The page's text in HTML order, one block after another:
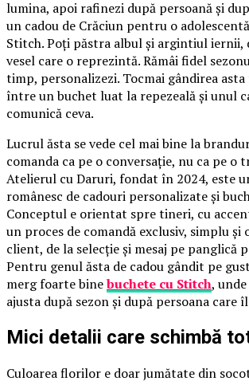
lumina, apoi rafinezi după persoană și
un cadou de Crăciun pentru o
Stitch. Poți păstra albul și argintiul iernii,
vesel care o reprezintă. Rămâi fidel
timp, personalizezi. Tocmai gândirea
între un buchet luat la repezeală și unul
comunică ceva.
Lucrul ăsta se vede cel mai bine la
comanda ca pe o conversație, nu ca pe o
Atelierul cu Daruri, fondat în 2024, este
românesc de cadouri personalizate și
Conceptul e orientat spre tineri, cu
un proces de comandă exclusiv, simplu
client, de la selecție și mesaj pe panglică
Pentru genul ăsta de cadou gândit pe
merg foarte binebuchete cu Stitch,
ajusta după sezon și după persoana care
Mici detalii care schimbă
Culoarea florilor e doar jumătate din